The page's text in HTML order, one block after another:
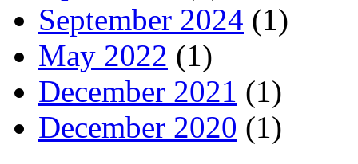
September 2024 (1)
May 2022 (1)
December 2021 (1)
December 2020 (1)